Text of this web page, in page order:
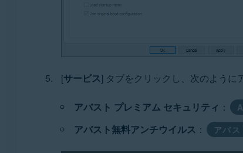
[サービス] タブをクリックし、次のように
アバスト プレミアム セキュリティ ：
アバスト無料アンチウイルス ： アバ